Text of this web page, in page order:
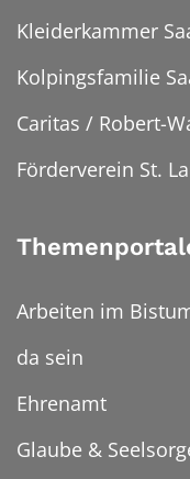
Kleiderkammer
Kolpingsfamilie
Caritas / Robert-
Förderverein St.
Arbeiten im
da sein
Ehrenamt
Glaube &